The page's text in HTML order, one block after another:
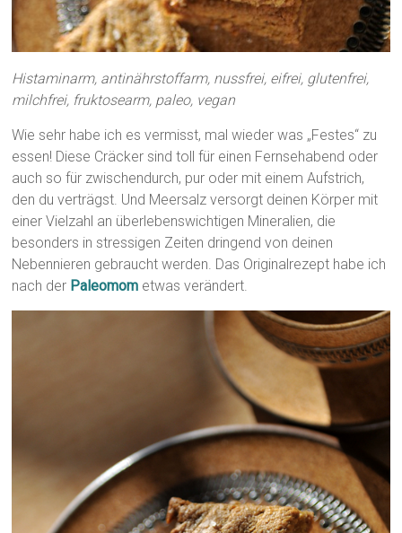
Histaminarm, antinährstoffarm, nussfrei, eifrei, glutenfrei,
milchfrei, fruktosearm, paleo, vegan
Wie sehr habe ich es vermisst, mal wieder was „Festes“ zu
essen! Diese Cräcker sind toll für einen Fernsehabend oder
auch so für zwischendurch, pur oder mit einem Aufstrich,
den du verträgst. Und Meersalz versorgt deinen Körper mit
einer Vielzahl an überlebenswichtigen Mineralien, die
besonders in stressigen Zeiten dringend von deinen
Nebennieren gebraucht werden. Das Originalrezept habe ich
nach der Paleomom etwas verändert.